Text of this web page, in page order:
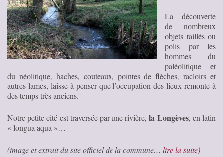
La découverte
de nombreux
objets taillés ou
polis par les
hommes du
paléolitique et
du néolitique, haches, couteaux, pointes de flèches, racloirs et
autres lames, laisse à penser que l’occupation des lieux remonte à
des temps très anciens.
Notre petite cité est traversée par une rivière,la Longèves, en latin
« longua aqua »…
(image et extrait du site officiel de la commune… lire la suite)